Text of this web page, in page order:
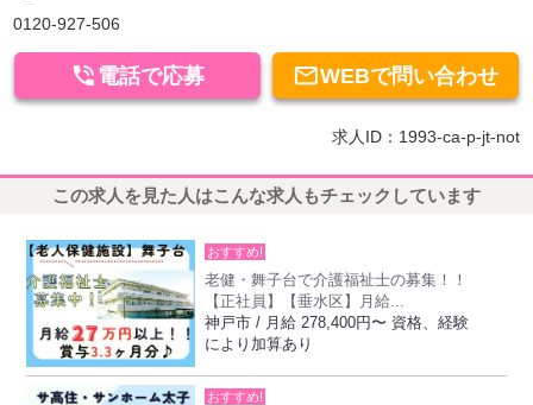
0120-927-506
WEBで問い合わせ
 電話で応募
求人ID：1993-ca-p-jt-not
この求人を見た人はこんな求人もチェックしています
おすすめ!
老健・舞子台で介護福祉士の募集！！
【正社員】【垂水区】月給...
神戸市 / 月給 278,400円〜 資格、経験
により加算あり
おすすめ!